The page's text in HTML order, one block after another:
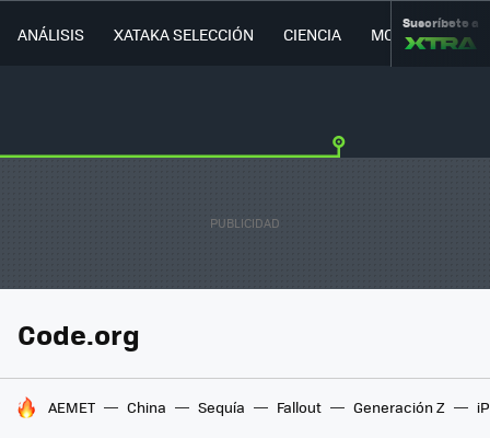
ANÁLISIS XATAKA SELECCIÓN CIENCIA MOVILIDAD
Suscríbete a
Code.org
HOY SE HABLA DE
AEMET China Sequía Fallout Generación Z